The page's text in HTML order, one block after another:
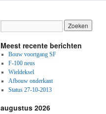
Meest recente berichten
Bouw voortgang SF
F-100 neus
Wieldeksel
Afbouw onderkant
Status 27-10-2013
augustus 2026